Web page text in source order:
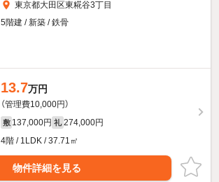
東京都大田区東糀谷3丁目
5階建 / 新築 / 鉄骨
13.7万円
（管理費10,000円）
敷 137,000円 礼 274,000円
4階 / 1LDK / 37.71㎡
物件詳細を見る